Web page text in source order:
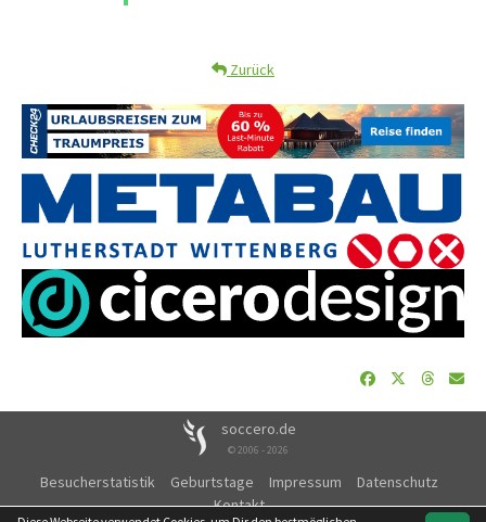
Zurück
soccero.de
© 2006 - 2026
Besucherstatistik Geburtstage Impressum
Datenschutz
Kontakt